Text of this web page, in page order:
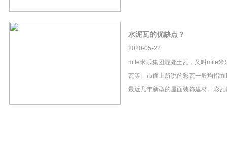
水泥瓦的优缺点？
2020-05-22
mile米乐集团混凝土瓦，又叫mile米
瓦等。市面上所说的彩瓦一般均指
最近几年新型的屋面装饰建材。彩